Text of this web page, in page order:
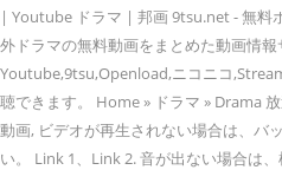
| Youtube ドラマ | 邦画 9tsu.net - 無料
外ドラマの無料動画をまとめた動画情
Youtube,9tsu,Openload,ニコニコ
聴できます。 Home » ドラマ » Drama
動画, ビデオが再生されない場合は、バ
い。 Link 1、Link 2. 音が出ない場合は